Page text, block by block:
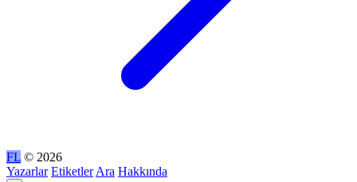
FL © 2026
Yazarlar Etiketler Ara Hakkında